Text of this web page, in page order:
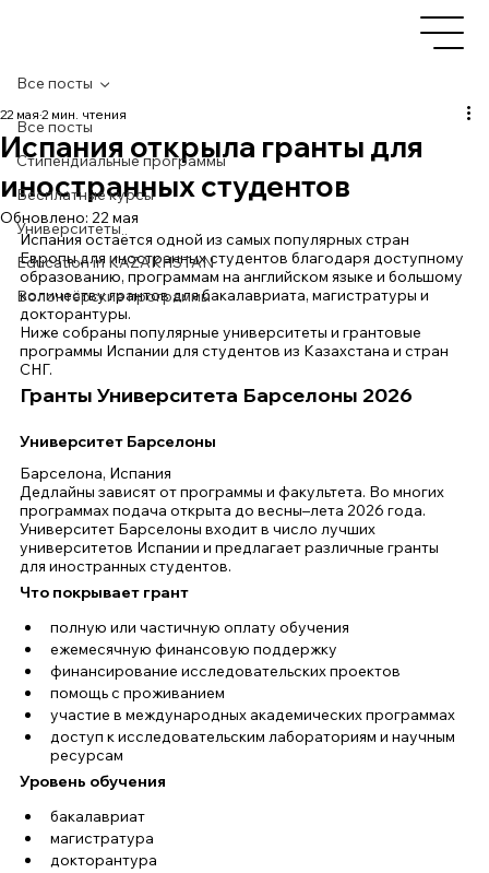
Все посты
Стипендиальные программы
Бесплатные курсы
Университеты
Education in KAZAKHSTAN
Волонтёрские программы
Все посты
Испания открыла гранты для
иностранных студентов
22 мая 2 мин. чтения
Обновлено: 22 мая
Испания остаётся одной из самых популярных стран
Европы для иностранных студентов благодаря доступному
образованию, программам на английском языке и большому
количеству грантов для бакалавриата, магистратуры и
докторантуры.
Ниже собраны популярные университеты и грантовые
программы Испании для студентов из Казахстана и стран
СНГ.
Гранты Университета Барселоны 2026
Университет Барселоны
Барселона, Испания
Дедлайны зависят от программы и факультета. Во многих
программах подача открыта до весны–лета 2026 года.
Университет Барселоны входит в число лучших
университетов Испании и предлагает различные гранты
для иностранных студентов.
Что покрывает грант
полную или частичную оплату обучения
ежемесячную финансовую поддержку
финансирование исследовательских проектов
помощь с проживанием
участие в международных академических программах
доступ к исследовательским лабораториям и научным
ресурсам
Уровень обучения
бакалавриат
магистратура
докторантура